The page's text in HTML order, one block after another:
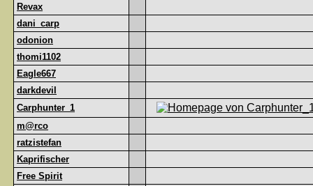
Revax
dani_carp
odonion
thomi1102
Eagle667
darkdevil
Carphunter_1
m@rco
ratzistefan
Kaprifischer
Free Spirit